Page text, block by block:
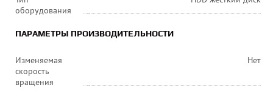
оборудования
ПАРАМЕТРЫ ПРОИЗВОДИТЕЛЬНОСТИ
Изменяемая
скорость
вращения
Нет